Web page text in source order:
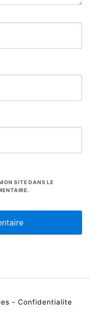
SITE DANS LE
- Confidentialite